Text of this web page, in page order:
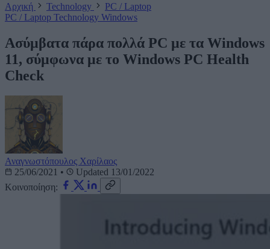
Αρχική
Technology
PC / Laptop
PC / Laptop Technology Windows
Ασύμβατα πάρα πολλά PC με τα Windows
11, σύμφωνα με το Windows PC Health
Check
Αναγνωστόπουλος Χαρίλαος
25/06/2021 •
Updated 13/01/2022
Κοινοποίηση: